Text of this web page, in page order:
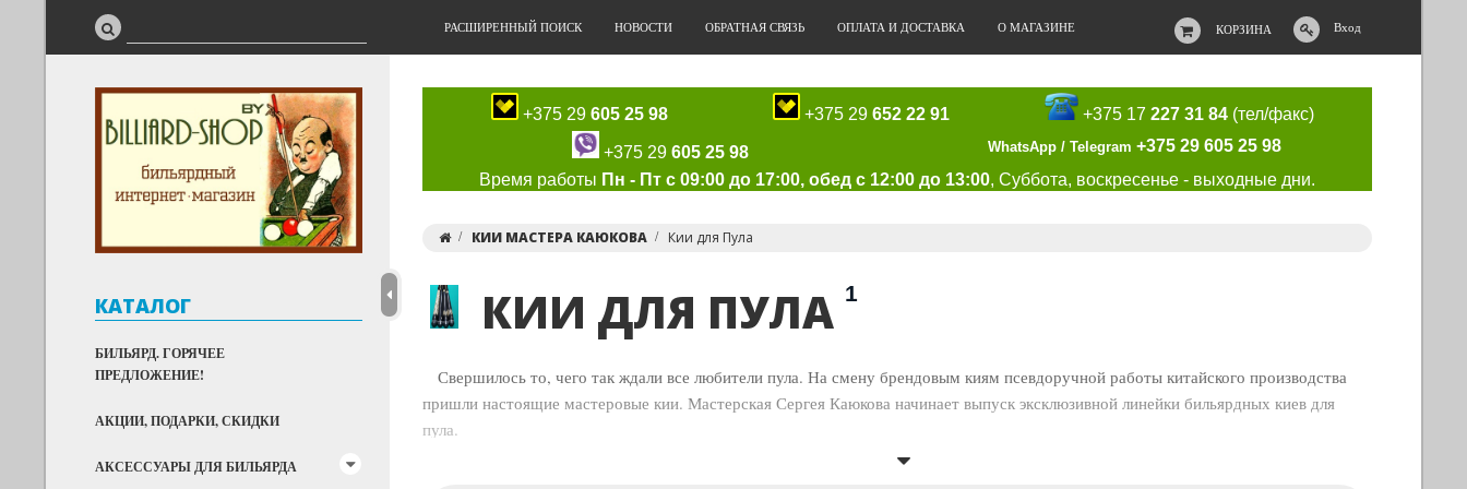
КОРЗИНА Вход
РАСШИРЕННЫЙ ПОИСК НОВОСТИ ОБРАТНАЯ СВЯЗЬ ОПЛАТА И ДОСТАВКА О МАГАЗИНЕ
КАТАЛОГ
БИЛЬЯРД. ГОРЯЧЕЕ
ПРЕДЛОЖЕНИЕ!
АКЦИИ, ПОДАРКИ, СКИДКИ
АКСЕССУАРЫ ДЛЯ БИЛЬЯРДА
+375 29 605 25 98 +375 29 652 22 91 +375 17227 31 84 (тел/факс)
+375 29 605 25 98 WhatsApp / Telegram +375 29 605 25 98
Время работы Пн - Пт с 09:00 до 17:00, обед с 12:00 до 13:00, Суббота, воскресенье - выходные дни.
КИИ МАСТЕРА КАЮКОВА Кии для Пула
КИИ ДЛЯ ПУЛА 1
Свершилось то, чего так ждали все любители пула. На смену брендовым киям псевдоручной работы китайского производства
пришли настоящие мастеровые кии. Мастерская Сергея Каюкова начинает выпуск эксклюзивной линейки бильярдных киев для
пула.